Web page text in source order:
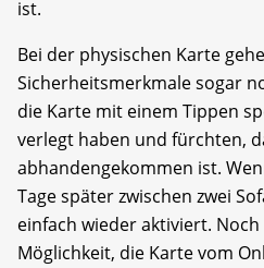
ist.
Bei der physischen Karte
Sicherheitsmerkmale sogar
die Karte mit einem Tippen
verlegt haben und fürchten,
abhandengekommen ist.
Tage später zwischen zwei
einfach wieder aktiviert.
Möglichkeit, die Karte vom